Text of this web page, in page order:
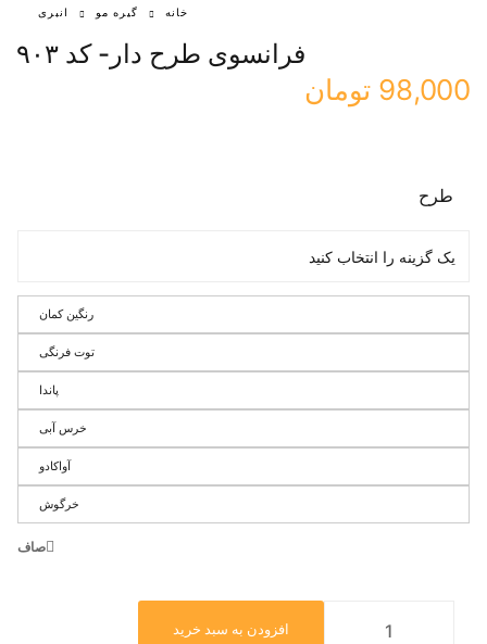
خانه گیره مو انبری
فرانسوی طرح دار- کد ۹۰۳
98,000 تومان
طرح
رنگین کمان
توت فرنگی
پاندا
خرس آبی
آواکادو
خرگوش
صاف
افزودن به سبد خرید